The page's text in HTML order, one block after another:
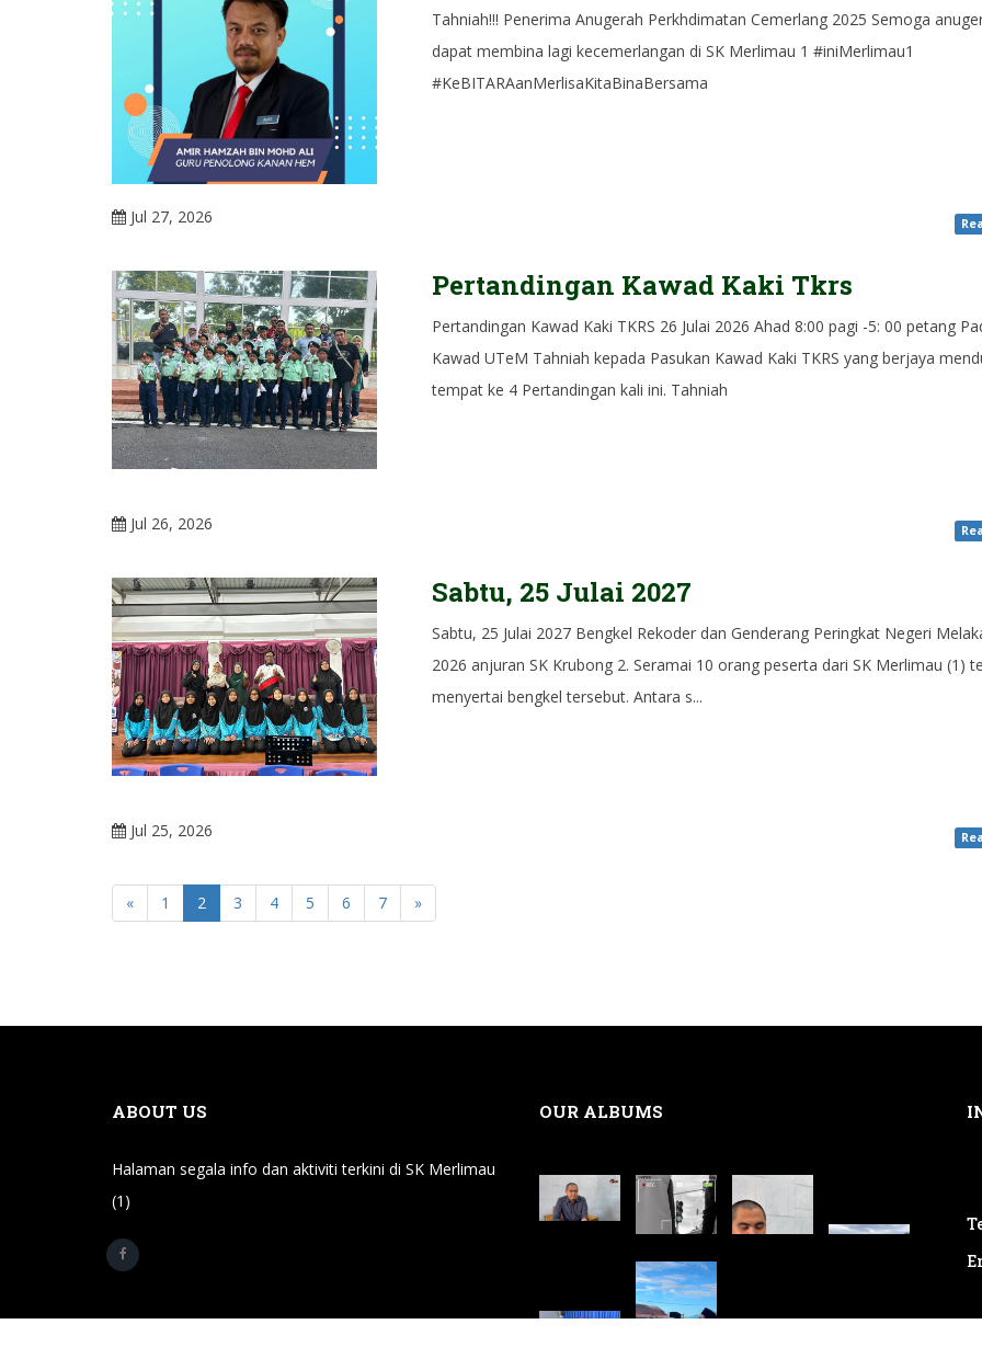
Tahniah!!! Penerima Anugerah Perkhdimatan Cemerlang 2025 Semoga
dapat membina lagi kecemerlangan di SK Merlimau 1 #iniMerlimau1
#KeBITARAanMerlisaKitaBinaBersama
Jul 27, 2026
Pertandingan Kawad Kaki Tkrs
Pertandingan Kawad Kaki TKRS 26 Julai 2026 Ahad 8:00 pagi -5: 00 petang
Kawad UTeM Tahniah kepada Pasukan Kawad Kaki TKRS yang berjaya
tempat ke 4 Pertandingan kali ini. Tahniah
Jul 26, 2026
Sabtu, 25 Julai 2027
Sabtu, 25 Julai 2027 Bengkel Rekoder dan Genderang Peringkat Negeri
2026 anjuran SK Krubong 2. Seramai 10 orang peserta dari SK Merlimau (1)
menyertai bengkel tersebut. Antara s...
Jul 25, 2026
« 1 2 3 4 5 6 7 »
ABOUT US
Halaman segala info dan aktiviti terkini di SK Merlimau
(1)
OUR ALBUMS